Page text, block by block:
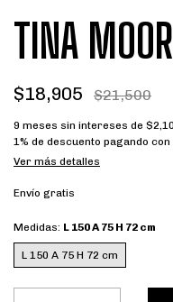
TINA
$18,905 $21,500
9 meses sin intereses de
1% de descuento pagando
Ver más detalles
Envío gratis
Medidas: L 150 A 75 H 72 cm
L 150 A 75 H 72 cm